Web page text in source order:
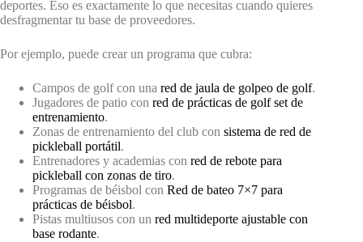
deportes. Eso es exactamente lo que necesitas cuando quieres
desfragmentar tu base de proveedores.
Por ejemplo, puede crear un programa que cubra:
Campos de golf con una red de jaula de golpeo de golf.
Jugadores de patio con red de prácticas de golf set de
entrenamiento.
Zonas de entrenamiento del club con sistema de red de
pickleball portátil.
Entrenadores y academias con red de rebote para
pickleball con zonas de tiro.
Programas de béisbol con Red de bateo 7×7 para
prácticas de béisbol.
Pistas multiusos con un red multideporte ajustable con
base rodante.